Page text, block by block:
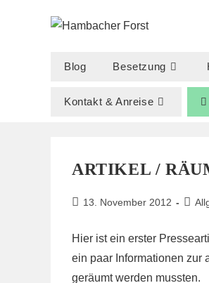
Blog Besetzung
Kontakt & Anreise
ARTIKEL /
Beitrag
13. November 2012
Hier ist ein erster
ein paar Informationen zur
geräumt werden mussten.